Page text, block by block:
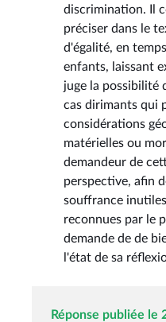
discrimination. Il
préciser dans le
d'égalité, en
enfants, laissant
juge la possibilité
cas dirimants qui
considérations
matérielles ou
demandeur de
perspective, afin
souffrance
reconnues par le
demande de de
l'état de sa
Réponse publiée le